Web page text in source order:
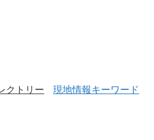
クトリー 現地情報キーワード